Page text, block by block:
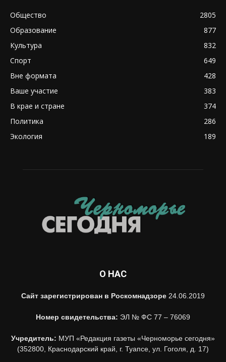
Общество
2805
Образование
877
Культура
832
Спорт
649
Вне формата
428
Ваше участие
383
В крае и стране
374
Политика
286
Экология
189
О НАС
Сайт зарегистрирован в Роскомнадзоре 24.06.2019
Номер свидетельства: ЭЛ № ФС 77 – 76069
Учредитель: МУП «Редакция газеты «Черноморье сегодня»
(352800, Краснодарский край, г. Туапсе, ул. Гоголя, д. 17)